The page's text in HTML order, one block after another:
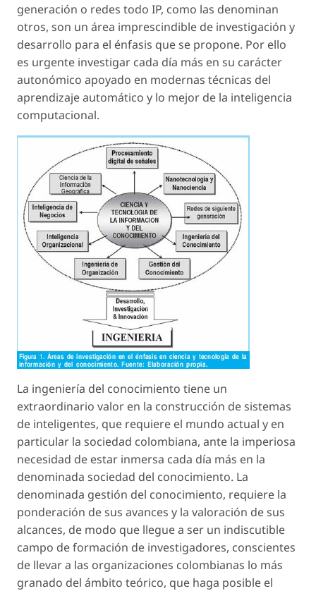
generación o redes todo IP, como las denominan
otros, son un área imprescindible de investigación y
desarrollo para el énfasis que se propone. Por ello
es urgente investigar cada día más en su carácter
autonómico apoyado en modernas técnicas del
aprendizaje automático y lo mejor de la inteligencia
computacional.
La ingeniería del conocimiento tiene un
extraordinario valor en la construcción de sistemas
de inteligentes, que requiere el mundo actual y en
particular la sociedad colombiana, ante la imperiosa
necesidad de estar inmersa cada día más en la
denominada sociedad del conocimiento. La
denominada gestión del conocimiento, requiere la
ponderación de sus avances y la valoración de sus
alcances, de modo que llegue a ser un indiscutible
campo de formación de investigadores, conscientes
de llevar a las organizaciones colombianas lo más
granado del ámbito teórico, que haga posible el